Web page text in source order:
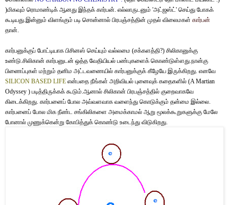
)மிகவும் ரொமாண்டிக் ஆனது இந்தக் கார்பன். எல்லாருடனும் 'அட்ஜஸ்ட்' செய்து போகக்
கூடியது.இன்னும் விளங்கும் படி சொன்னால் பிரபஞ்சத்தின் முதல் விலைமகள் கார்பன்
தான்.
கார்பனுக்குப் போட்டியாக பிசினஸ் செய்யும் வல்லமை (சக்களத்தி?) சிலிகானுக்கு
உண்டு.சிலிகான் கார்பனுடன் ஒத்த வேதியியல் பண்புகளைக் கொண்டுள்ளது.நான்கு
பிணைப்புகள் மற்றும் தனிம அட்டவணையில் கார்பனுக்குக் கீழேயே இருக்கிறது. எனவே
SILICON BASED LIFE என்பதை நீங்கள் அறிவியல் புனைவுக் கதைகளில் (A Martian
Odyssey ) படித்திருக்கக் கூடும்.ஆனால் சிலிகான் பிரபஞ்சத்தில் குறைவாகவே
கிடைக்கிறது. கார்பனைப் போல அவ்வளவாக வளைந்து கொடுக்கும் தன்மை இல்லை.
கார்பனைப் போல மிக நீண்ட சங்கிலிகளை அமைக்காமல் ஆறு மூலக்கூறுகளுக்கு மேலே
போனால் முணுக்கென்று கோபித்துக் கொண்டு உடைந்து விடுகிறது.